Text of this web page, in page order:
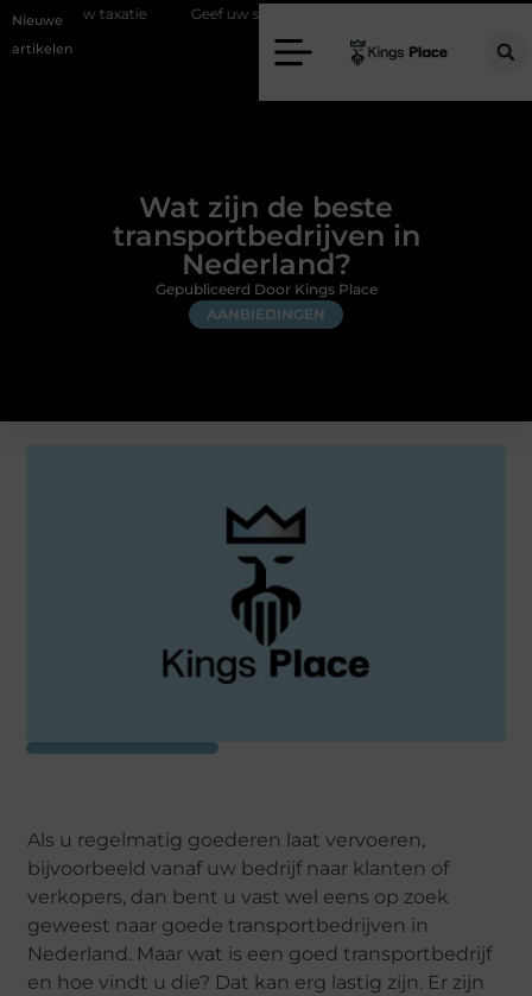
Nieuwe
artikelen
Geef uw slaapkamer een upgrade met interieuradvies Zwolle
Wat zijn de beste
transportbedrijven in
Nederland?
AANBIEDINGEN
Gepubliceerd Door Kings Place
Als u regelmatig goederen laat vervoeren,
bijvoorbeeld vanaf uw bedrijf naar klanten of
verkopers, dan bent u vast wel eens op zoek
geweest naar goede transportbedrijven in
Nederland. Maar wat is een goed transportbedrijf
en hoe vindt u die? Dat kan erg lastig zijn. Er zijn